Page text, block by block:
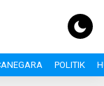
POLITIK